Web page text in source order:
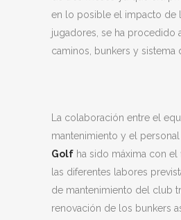
en lo posible el impacto de
jugadores, se ha procedido
caminos, bunkers y sistema
La colaboración entre el
mantenimiento y el
Golf ha sido máxima con
las diferentes labores
de mantenimiento del club
renovación de los bunkers